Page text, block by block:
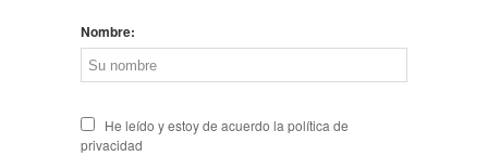
Nombre:
He leído y estoy de acuerdo la política de
privacidad